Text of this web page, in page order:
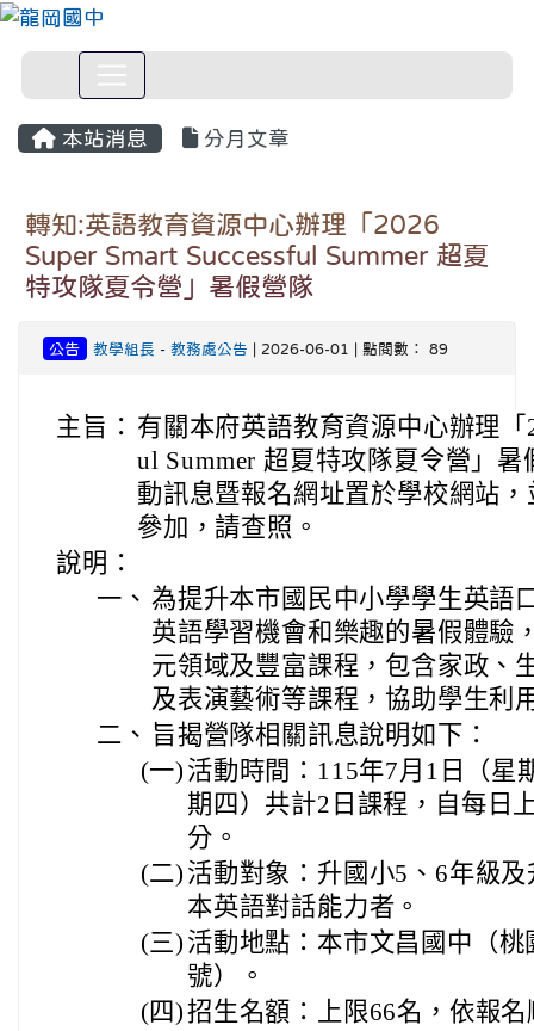
本站消息 分月文章
轉知:英語教育資源中心辦理「2026
Super Smart Successful Summer 超夏
特攻隊夏令營」暑假營隊
公告 教學組長 - 教務處公告 | 2026-06-01 | 點閱數： 89
主旨： 有關本府英語教育資源中心辦理「
ul Summer 超夏特攻隊夏令營」
動訊息暨報名網址置於學校網站
參加，請查照。
說明：
一、 為提升本市國民中小學學生英語
英語學習機會和樂趣的暑假體驗
元領域及豐富課程，包含家政、
及表演藝術等課程，協助學生利
二、 旨揭營隊相關訊息說明如下：
(一) 活動時間：115年7月1日（星
期四）共計2日課程，自每日
分。
(二) 活動對象：升國小5、6年級
本英語對話能力者。
(三) 活動地點：本市文昌國中（
號）。
(四)招生名額：上限66名，依報